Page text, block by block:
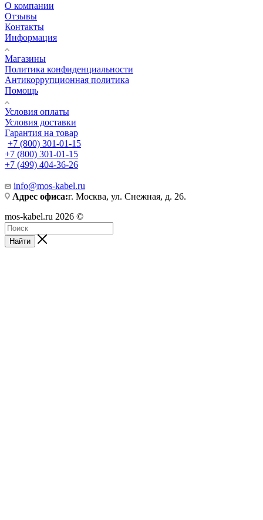
О компании
Отзывы
Контакты
Информация
Магазины
Политика конфиденциальности
Антикоррупционная политика
Помощь
Условия оплаты
Условия доставки
Гарантия на товар
+7 (800) 301-01-15
+7 (800) 301-01-15
+7 (499) 404-36-26
info@mos-kabel.ru
Адрес офиса:г. Москва, ул. Снежная, д. 26.
mos-kabel.ru 2026 ©
Найти